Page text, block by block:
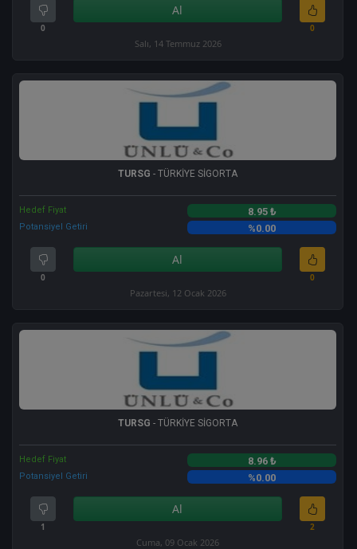
0
Al
0
Salı, 14 Temmuz 2026
TURSG - TÜRKİYE SİGORTA
Hedef Fiyat 8.95 ₺
Potansiyel Getiri %0.00
0
Al
0
Pazartesi, 12 Ocak 2026
TURSG - TÜRKİYE SİGORTA
Hedef Fiyat 8.96 ₺
Potansiyel Getiri %0.00
1
Al
2
Cuma, 09 Ocak 2026